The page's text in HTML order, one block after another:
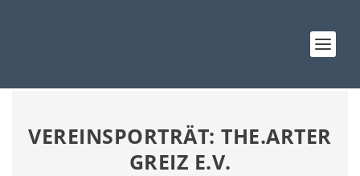
VEREINSPORTRÄT: THE.ARTER
GREIZ E.V.